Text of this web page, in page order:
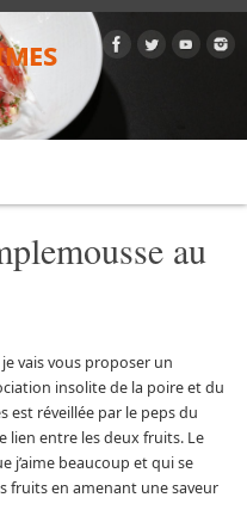
au
je vais vous proposer un
insolite de la poire et du
est réveillée par le peps du
lien entre les deux fruits. Le
j’aime beaucoup et qui se
fruits en amenant une saveur